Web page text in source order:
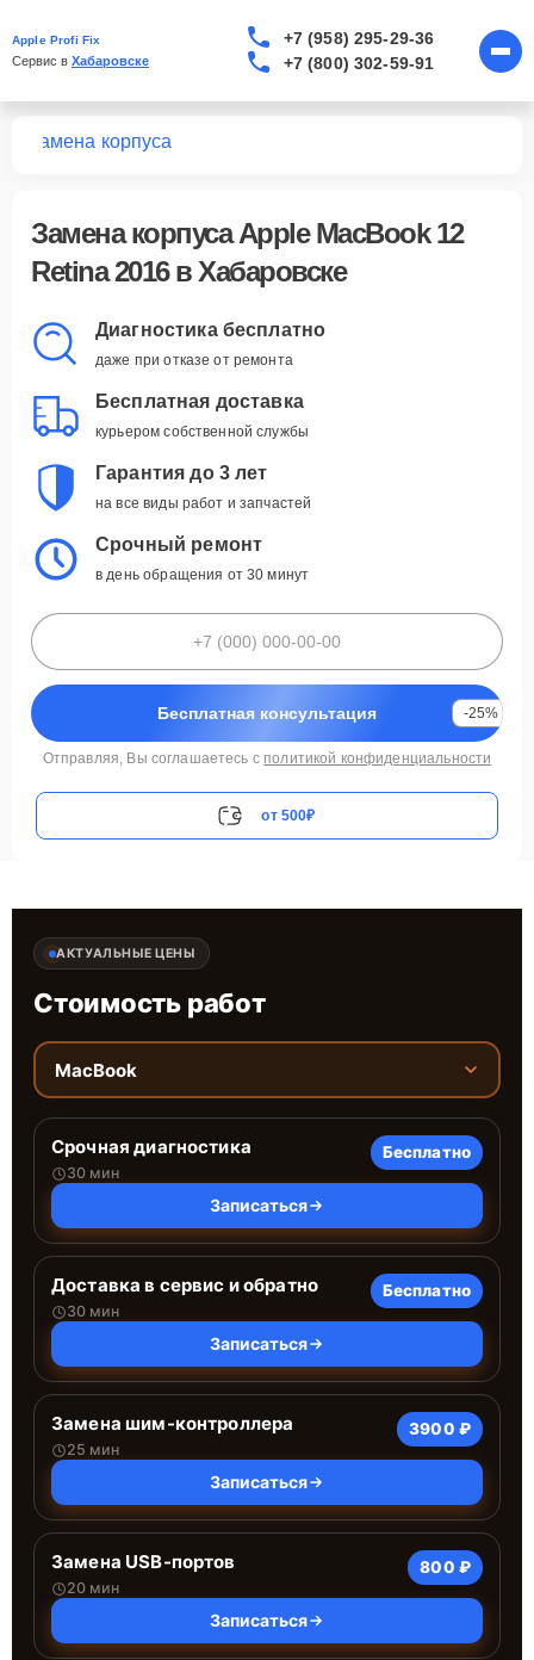
Apple Profi Fix
Сервис в Хабаровске
+7 (958) 295-29-36
+7 (800) 302-59-91
Замена корпуса
Замена корпуса Apple MacBook 12
Retina 2016 в Хабаровске
Диагностика бесплатно
даже при отказе от ремонта
Бесплатная доставка
курьером собственной службы
Гарантия до 3 лет
на все виды работ и запчастей
Срочный ремонт
в день обращения от 30 минут
Бесплатная консультация -25%
Отправляя, Вы соглашаетесь с политикой конфиденциальности
от 500₽
АКТУАЛЬНЫЕ ЦЕНЫ
Стоимость работ
MacBook
Срочная диагностика
30 мин
Бесплатно
Записаться
Доставка в сервис и обратно
30 мин
Бесплатно
Записаться
Замена шим-контроллера
25 мин
3900 ₽
Записаться
Замена USB-портов
20 мин
800 ₽
Записаться